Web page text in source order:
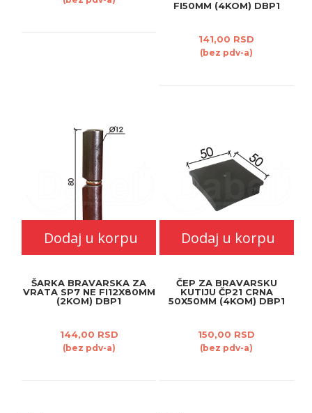
FI50MM (4KOM) DBP1
141,00 RSD
(bez pdv-a)
Dodaj u korpu
ŠARKA BRAVARSKA ZA
VRATA SP7 NE FI12X80MM
(2KOM) DBP1
144,00 RSD
(bez pdv-a)
Dodaj u korpu
ČEP ZA BRAVARSKU
KUTIJU ČP21 CRNA
50X50MM (4KOM) DBP1
150,00 RSD
(bez pdv-a)